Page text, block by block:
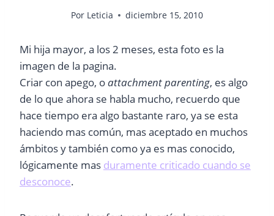
Por Leticia diciembre 15, 2010
Mi hija mayor, a los 2 meses, esta foto es la
imagen de la pagina.
Criar con apego, oattachment parenting, es algo
de lo que ahora se habla mucho, recuerdo que
hace tiempo era algo bastante raro, ya se esta
haciendo mas común, mas aceptado en muchos
ámbitos y también como ya es mas conocido,
lógicamente mas duramente criticado cuando se
desconoce.